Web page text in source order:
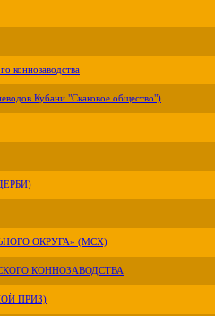
коннозаводства
Кубани "Скаковое общество")
ОКРУГА» (МСХ)
КОННОЗАВОДСТВА
ПРИЗ)